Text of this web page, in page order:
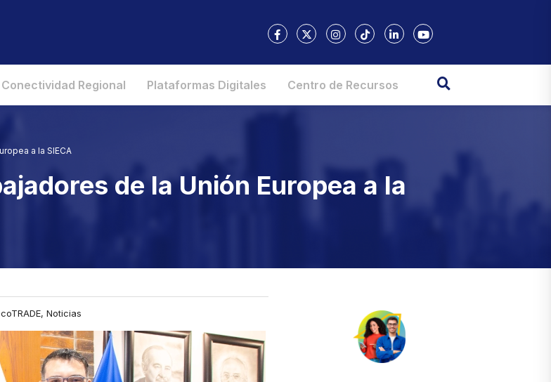
Conectividad Regional Plataformas Digitales Centro de Recursos
a la SIECA
de la Unión Europea a la
Noticias